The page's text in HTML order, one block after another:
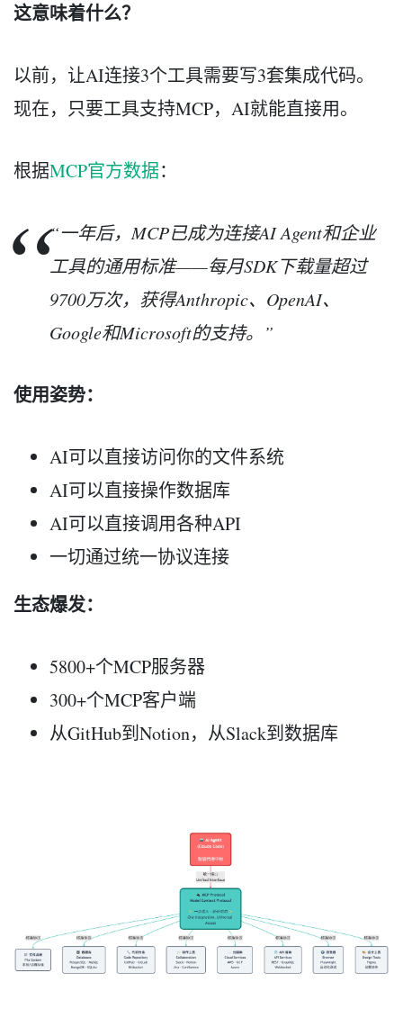
这意味着什么？
以前，让AI连接3个工具需要写3套集成代码。
现在，只要工具支持MCP，AI就能直接用。
根据MCP官方数据：
“一年后，MCP已成为连接AI Agent和企业
工具的通用标准——每月SDK下载量超过
9700万次，获得Anthropic、OpenAI、
Google和Microsoft的支持。”
使用姿势：
AI可以直接访问你的文件系统
AI可以直接操作数据库
AI可以直接调用各种API
一切通过统一协议连接
生态爆发：
5800+个MCP服务器
300+个MCP客户端
从GitHub到Notion，从Slack到数据库